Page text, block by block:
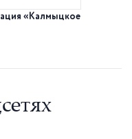
«Калмыцкое